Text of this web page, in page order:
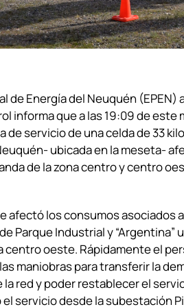
de Energía del Neuquén (EPEN)
informa que a las 19:09 de este
de servicio de una celda de 33
ubicada en la meseta-
de la zona centro y centro
afectó los consumos asociados
Parque Industrial y “Argentina”
centro oeste. Rápidamente el
maniobras para transferir la
red y poder restablecer el
el servicio desde la subestación